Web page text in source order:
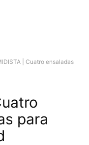
| Cuatro ensaladas
para